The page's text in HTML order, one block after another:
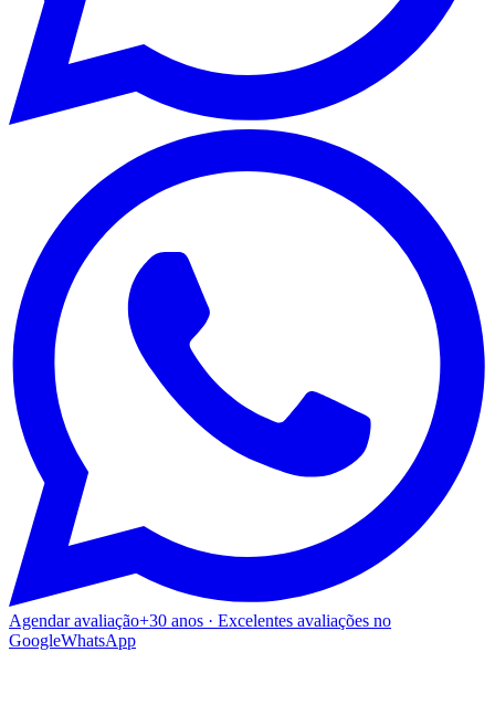
Agendar avaliação+30 anos · Excelentes avaliações no
GoogleWhatsApp